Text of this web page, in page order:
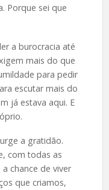
Porque sei que
a burocracia até
mais do que
para pedir
escutar mais do
já estava aqui. E
a gratidão.
com todas as
chance de viver
que criamos,